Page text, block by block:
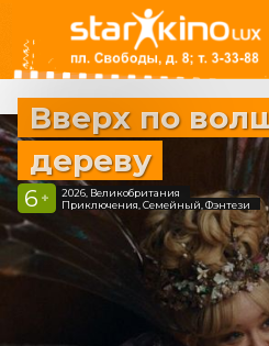
Вверх по
дереву
6 +
2026, Великобритания
Приключения, Семейный, Фэнтези